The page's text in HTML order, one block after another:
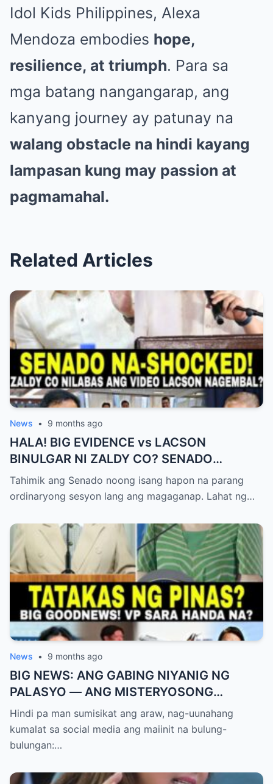
Idol Kids Philippines, Alexa
Mendoza embodies hope,
resilience, at triumph. Para sa
mga batang nangangarap, ang
kanyang journey ay patunay na
walang obstacle na hindi kayang
lampasan kung may passion at
pagmamahal.
Related Articles
News • 9 months ago
HALA! BIG EVIDENCE vs LACSON
BINULGAR NI ZALDY CO? SENADO
NASHOCK SA SIKRETO NA KINABAHAN
PAti SI SOTTO!
Tahimik ang Senado noong isang hapon na parang
ordinaryong sesyon lang ang magaganap. Lahat ng…
News • 9 months ago
BIG NEWS: ANG GABING NIYANIG NG
PALASYO — ANG MISTERYOSONG
PAGLIPAD NG ISANG JUNYOR AT ANG
DUMULOG NA LIHIM NINA PINGKY AT
KLER
Hindi pa man sumisikat ang araw, nag-uunahang
kumalat sa social media ang maiinit na bulung-
bulungan:…